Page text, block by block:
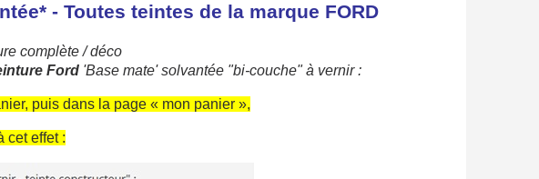
- Toutes teintes de la marque FORD
complète / déco
Ford 'Base mate' solvantée "bi-couche" à vernir:
puis dans la page « mon panier »,
cet effet :